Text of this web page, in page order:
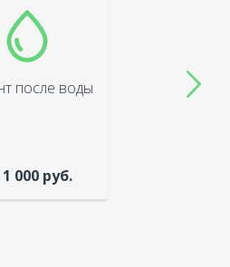
после воды
000 руб.